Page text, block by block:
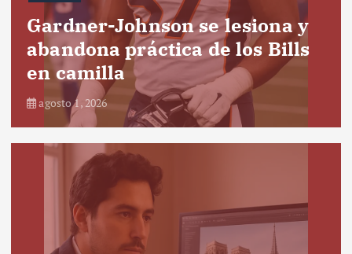
Gardner-Johnson se lesiona y
abandona práctica de los Bills
en camilla
agosto 1, 2026